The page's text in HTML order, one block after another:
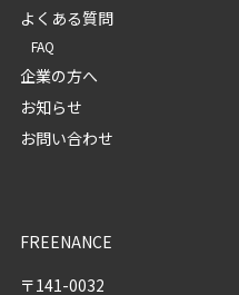
よくある質問
FAQ
企業の方へ
お知らせ
お問い合わせ
FREENANCE
〒141-0032